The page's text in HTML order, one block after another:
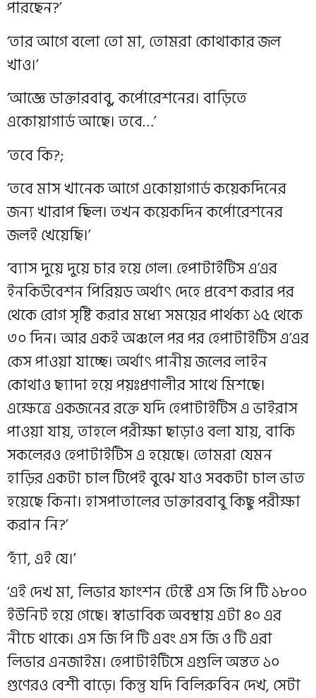
পারছেন?’
‘তার আগে বলো তো মা, তোমরা কোথাকার জল
খাও।’
‘আজ্ঞে ডাক্তারবাবু, কর্পোরেশনের। বাড়িতে
একোয়াগার্ড আছে। তবে…’
‘তবে কি?;
‘তবে মাস খানেক আগে একোয়াগার্ড কয়েকদিনের
জন্য খারাপ ছিল। তখন কয়েকদিন কর্পোরেশনের
জলই খেয়েছি।’
‘ব্যাস দুয়ে দুয়ে চার হয়ে গেল। হেপাটাইটিস এ’এর
ইনকিউবেশন পিরিয়ড অর্থাৎ দেহে প্রবেশ করার পর
থেকে রোগ সৃষ্টি করার মধ্যে সময়ের পার্থক্য ১৫ থেকে
৩০ দিন। আর একই অঞ্চলে পর পর হেপাটাইটিস এ’এর
কেস পাওয়া যাচ্ছে। অর্থাৎ পানীয় জলের লাইন
কোথাও ছ্যাদা হয়ে পয়ঃপ্রণালীর সাথে মিশছে।
এক্ষেত্রে একজনের রক্তে যদি হেপাটাইটিস এ ভাইরাস
পাওয়া যায়, তাহলে পরীক্ষা ছাড়াও বলা যায়, বাকি
সকলেরও হেপাটাইটিস এ হয়েছে। তোমরা যেমন
হাড়ির একটা চাল টিপেই বুঝে যাও সবকটা চাল ভাত
হয়েছে কিনা। হাসপাতালের ডাক্তারবাবু কিছু পরীক্ষা
করান নি?’
‘হ্যাঁ, এই যে।’
‘এই দেখ মা, লিভার ফাংশন টেস্টে এস জি পি টি ১৮০০
ইউনিট হয়ে গেছে। স্বাভাবিক অবস্থায় এটা ৪০ এর
নীচে থাকে। এস জি পি টি এবং এস জি ও টি এরা
লিভার এনজাইম। হেপাটাইটিসে এগুলি অন্তত ১০
গুণেরও বেশী বাড়ে। কিন্তু যদি বিলিরুবিন দেখ, সেটা